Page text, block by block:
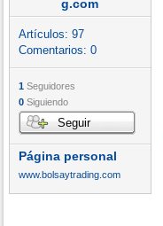
g.com
Artículos: 97
Comentarios: 0
1 Seguidores
0 Siguiendo
Seguir
Página personal
www.bolsaytrading.com